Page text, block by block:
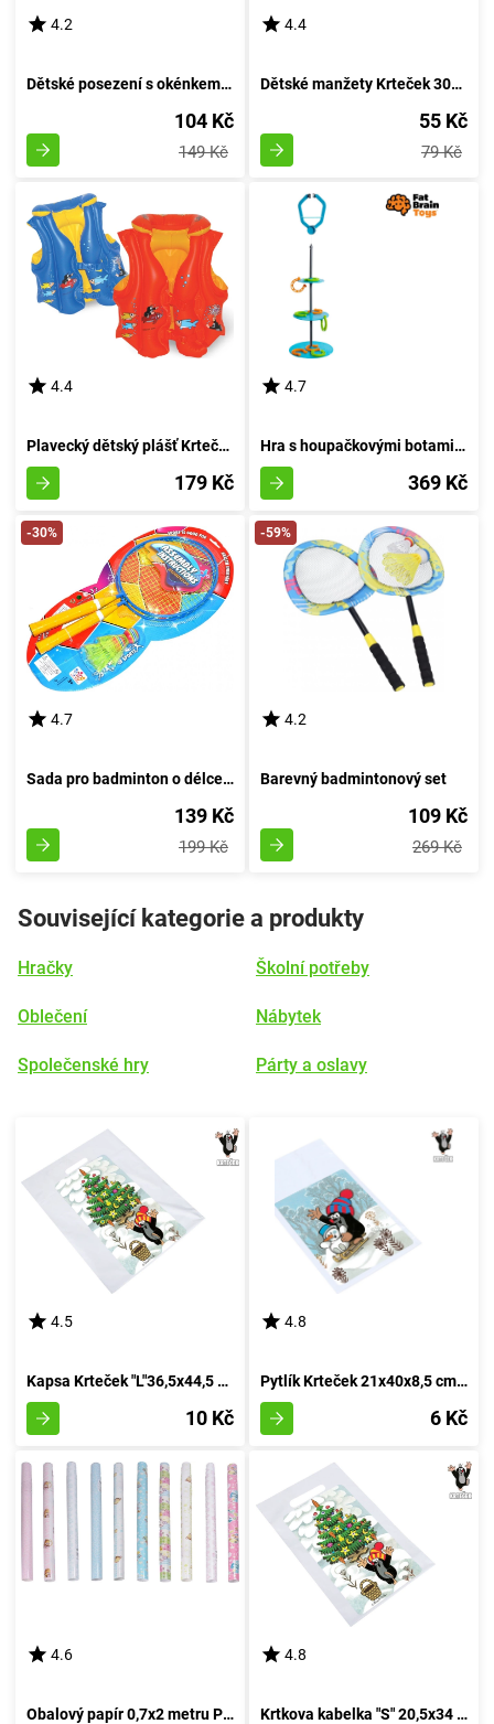
4.2
Dětské posezení s okénkem - Krtek 52x75cm
104 Kč
149 Kč
4.4
Dětské manžety Krteček 30x15cm
55 Kč
79 Kč
4.4
Plavecký dětský plášť Krteček 45x50 cm
179 Kč
4.7
Hra s houpačkovými botami Swingin' Kopyta od Fat Brain
369 Kč
-30%
4.7
Sada pro badminton o délce 44 centimetrů
139 Kč
199 Kč
-59%
4.2
Barevný badmintonový set
109 Kč
269 Kč
Související kategorie a produkty
Hračky
Oblečení
Společenské hry
Školní potřeby
Nábytek
Párty a oslavy
4.5
Kapsa Krteček "L"36,5x44,5 cm SVÁTKY
10 Kč
4.8
Pytlík Krteček 21x40x8,5 cm SVÁTKY
6 Kč
4.6
Obalový papír 0,7x2 metru PRO DĚTI - RŮZNÁ SMĚS
4.8
Krtkova kabelka "S" 20,5x34 cm SVÁTKY